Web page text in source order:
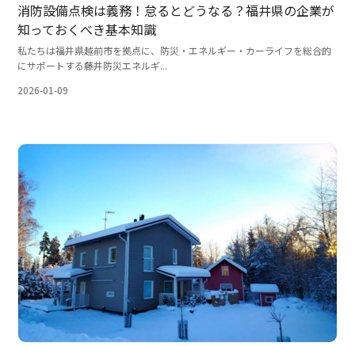
2026-01-09
消防設備点検は義務！怠るとどうなる？福井県の企業が
知っておくべき基本知識
私たちは福井県越前市を拠点に、防災・エネルギー・カーライフを総合的
にサポートする藤井防災エネルギ...